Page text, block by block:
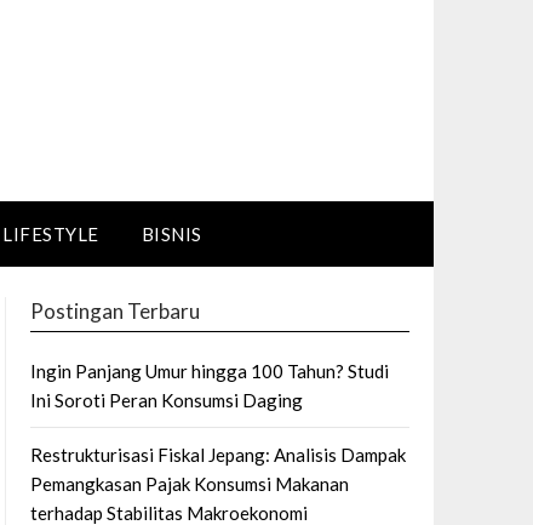
LIFESTYLE BISNIS
Postingan Terbaru
Ingin Panjang Umur hingga 100 Tahun? Studi
Ini Soroti Peran Konsumsi Daging
Restrukturisasi Fiskal Jepang: Analisis Dampak
Pemangkasan Pajak Konsumsi Makanan
terhadap Stabilitas Makroekonomi